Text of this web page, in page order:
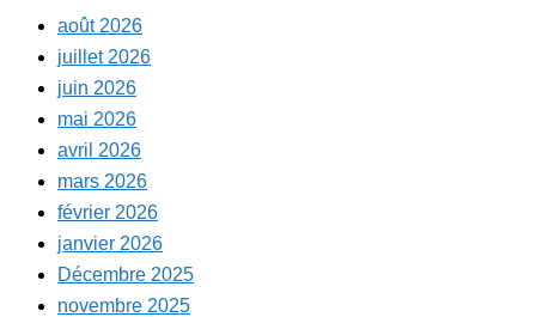
août 2026
juillet 2026
juin 2026
mai 2026
avril 2026
mars 2026
février 2026
janvier 2026
Décembre 2025
novembre 2025